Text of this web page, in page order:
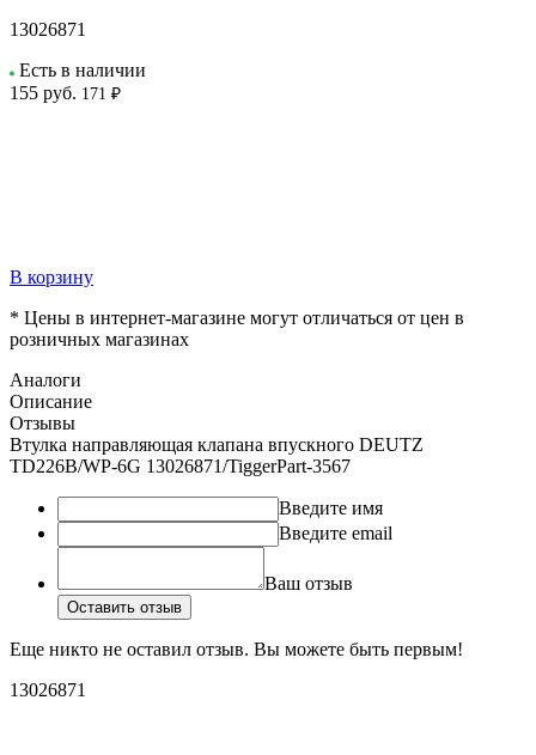
13026871
Есть в наличии
155 руб. 171 ₽
В корзину
* Цены в интернет-магазине могут отличаться от цен в
розничных магазинах
Аналоги
Описание
Отзывы
Втулка направляющая клапана впускного DEUTZ
TD226B/WP-6G 13026871/TiggerPart-3567
Введите имя
Введите email
Ваш отзыв
Оставить отзыв
Еще никто не оставил отзыв. Вы можете быть первым!
13026871